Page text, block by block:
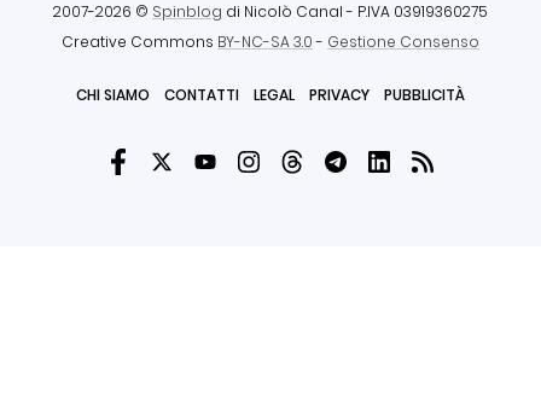
2007-2026 © Spinblog di Nicolò Canal - P.IVA 03919360275
Creative Commons BY-NC-SA 3.0- Gestione Consenso
CHI SIAMO CONTATTI LEGAL PRIVACY PUBBLICITÀ